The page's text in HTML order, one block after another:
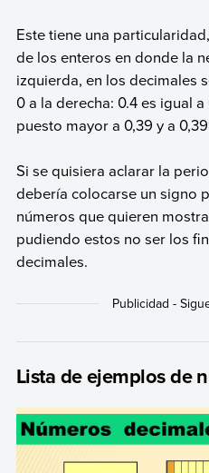
Este tiene una
de los enteros en donde la
izquierda, en los decimales
0 a la derecha: 0.4 es igual
puesto mayor a 0,39 y a
Si se quisiera aclarar la
debería colocarse un signo
números que quieren
pudiendo estos no ser los
decimales.
Lista de ejemplos de